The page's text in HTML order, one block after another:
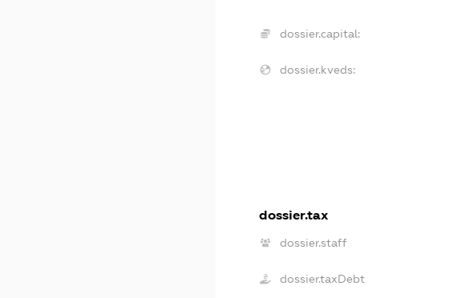
dossier.capital:
dossier.kveds:
dossier.tax
dossier.staff
dossier.taxDebt